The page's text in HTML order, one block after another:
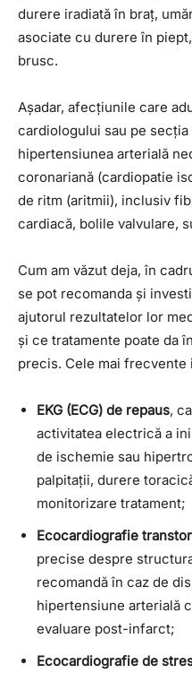
durere iradiată în braț,
asociate cu durere în
brusc.
Așadar, afecțiunile care
cardiologului sau pe
hipertensiunea arterială
coronariană (cardiopatie
de ritm (aritmii), inclusiv
cardiacă, bolile valvulare,
Cum am văzut deja, în
se pot recomanda și
ajutorul rezultatelor lor
și ce tratamente poate da
precis. Cele mai
EKG (ECG) de repaus,
activitatea electrică a
de ischemie sau
palpitații, durere
monitorizare tratament;
Ecocardiografie
precise despre
recomandă în caz de
hipertensiune arterială
evaluare post-infarct;
Ecocardiografie de